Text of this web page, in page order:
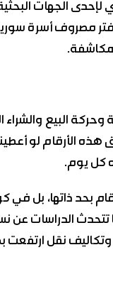
لإحدى الجهات
دفتر مصروف أسرة
وحركة البيع
هذه الأرقام لو
كل يوم.
بحد ذاتها، بل في
تتحدث الدراسات
وتكاليف نقل